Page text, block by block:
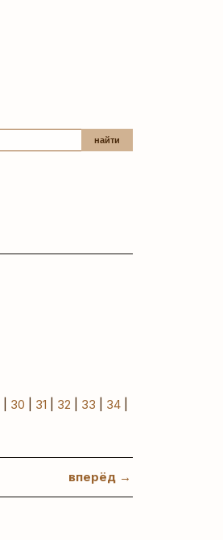
найти
30 31 32 33 34|
вперёд →